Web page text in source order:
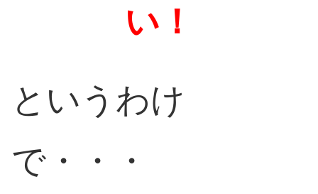
い！
というわけ
で・・・